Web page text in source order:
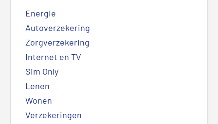
Energie
Autoverzekering
Zorgverzekering
Internet en TV
Sim Only
Lenen
Wonen
Verzekeringen